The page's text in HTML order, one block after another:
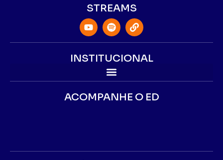
STREAMS
INSTITUCIONAL
ACOMPANHE O ED